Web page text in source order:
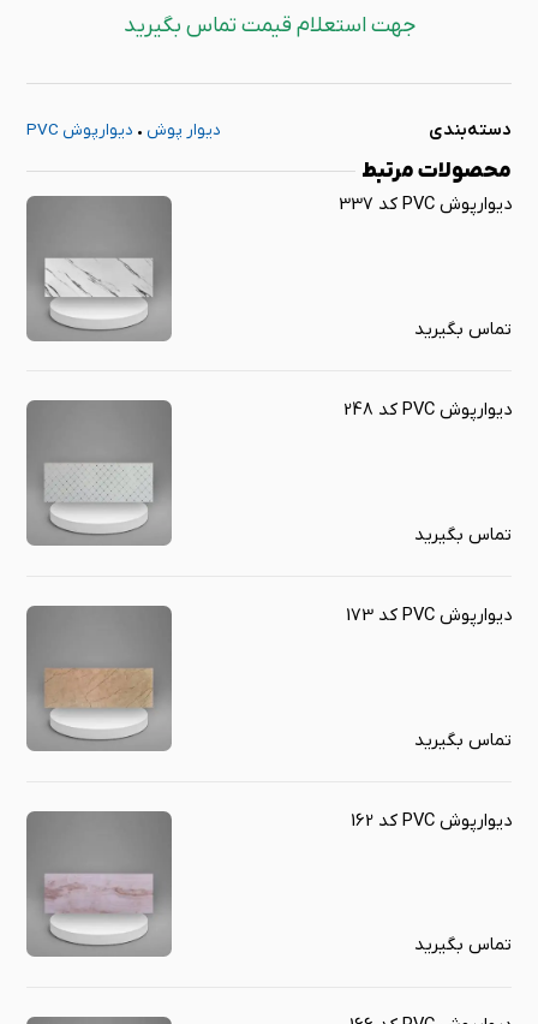
جهت استعلام قیمت تماس بگیرید
دسته‌بندی دیوار پوش • دیوارپوش PVC
محصولات مرتبط
دیوارپوش PVC کد 337
تماس بگیرید
دیوارپوش PVC کد 248
تماس بگیرید
دیوارپوش PVC کد 173
تماس بگیرید
دیوارپوش PVC کد 162
تماس بگیرید